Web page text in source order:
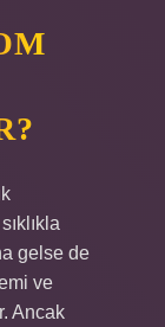
gelse de
ve
Ancak